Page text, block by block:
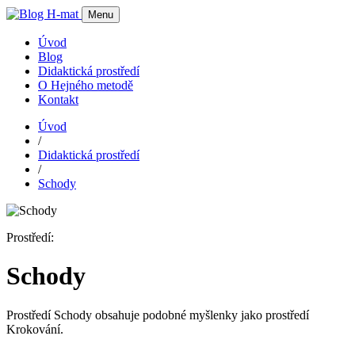
Menu
Úvod
Blog
Didaktická prostředí
O Hejného metodě
Kontakt
Úvod
/
Didaktická prostředí
/
Schody
Prostředí:
Schody
Prostředí Schody obsahuje podobné myšlenky jako prostředí
Krokování.